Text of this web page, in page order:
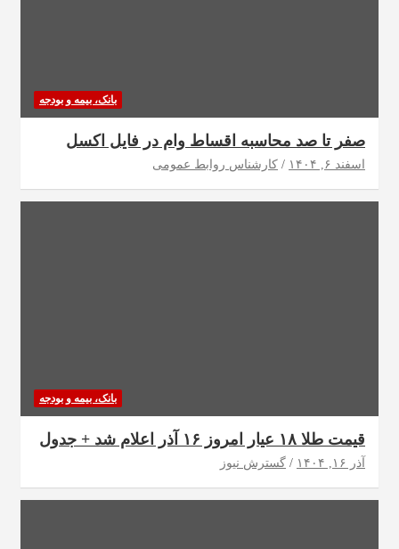
بانک، بیمه و بودجه
صفر تا صد محاسبه اقساط وام در فایل اکسل
اسفند ۶, ۱۴۰۴ کارشناس روابط عمومی
بانک، بیمه و بودجه
قیمت طلا ۱۸ عیار امروز ۱۶ آذر اعلام شد + جدول
آذر ۱۶, ۱۴۰۴ گسترش نیوز